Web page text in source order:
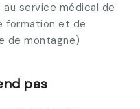
service médical de
formation et de
de montagne)
pas